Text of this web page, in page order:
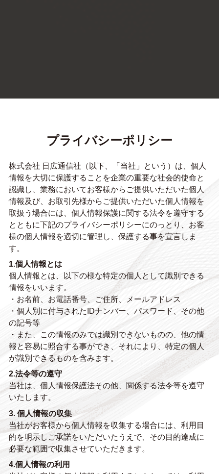
プライバシーポリシー
株式会社 日広通信社（以下、「当社」という）は、個人
情報を大切に保護することを企業の重要な社会的使命と
認識し、業務においてお客様からご提供いただいた個人
情報及び、お取引先様からご提供いただいた個人情報を
取扱う場合には、個人情報保護に関する法令を遵守する
とともに下記のプライバシーポリシーにのっとり、お客
様の個人情報を適切に管理し、保護する事を宣言しま
す。
1.個人情報とは
個人情報とは、以下の様な特定の個人として識別できる
情報をいいます。
・お名前、お電話番号、ご住所、メールアドレス
・個人別に付与されたIDナンバー、パスワード、その他
の記号等
・また、この情報のみでは識別できないものの、他の情
報と容易に照合する事ができ、それにより、特定の個人
が識別できるものを含みます。
2.法令等の遵守
当社は、個人情報保護法その他、関係する法令等を遵守
いたします。
3. 個人情報の収集
当社がお客様から個人情報を収集する場合には、利用目
的を明示しご承諾をいただいたうえで、その目的達成に
必要な範囲で収集させていただきます。
4.個人情報の利用